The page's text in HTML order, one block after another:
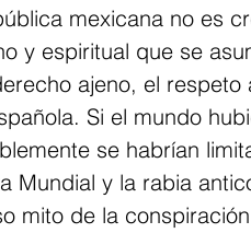
mexicana no es
y espiritual que se
ajeno, el respeto
Si el mundo
se habrían
Mundial y la rabia
mito de la